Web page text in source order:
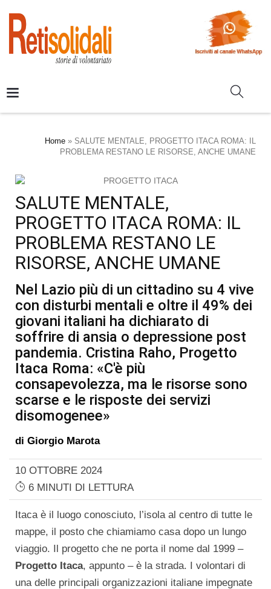
Home » SALUTE MENTALE, PROGETTO ITACA ROMA: IL
PROBLEMA RESTANO LE RISORSE, ANCHE UMANE
SALUTE MENTALE,
PROGETTO ITACA ROMA: IL
PROBLEMA RESTANO LE
RISORSE, ANCHE UMANE
Nel Lazio più di un cittadino su 4 vive
con disturbi mentali e oltre il 49% dei
giovani italiani ha dichiarato di
soffrire di ansia o depressione post
pandemia. Cristina Raho, Progetto
Itaca Roma: «C'è più
consapevolezza, ma le risorse sono
scarse e le risposte dei servizi
disomogenee»
di Giorgio Marota
10 OTTOBRE 2024
6 MINUTI DI LETTURA
Itaca è il luogo conosciuto, l’isola al centro di tutte le
mappe, il posto che chiamiamo casa dopo un lungo
viaggio. Il progetto che ne porta il nome dal 1999 –
Progetto Itaca, appunto – è la strada. I volontari di
una delle principali organizzazioni italiane impegnate